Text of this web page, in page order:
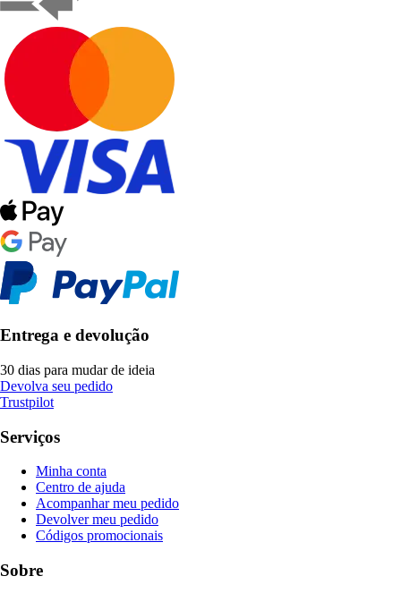
Entrega e devolução
30 dias para mudar de ideia
Devolva seu pedido
Trustpilot
Serviços
Minha conta
Centro de ajuda
Acompanhar meu pedido
Devolver meu pedido
Códigos promocionais
Sobre